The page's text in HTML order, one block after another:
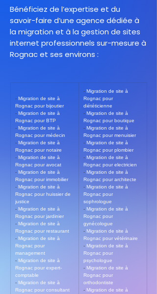
Bénéficiez de l’expertise et du
savoir-faire d’une agence dédiée à
la migration et à la gestion de sites
internet professionnels sur-mesure à
Rognac et ses environs :
- Migration de site à
Rognac pour bijoutier
- Migration de site à
Rognac pour BTP
- Migration de site à
Rognac pour médecin
- Migration de site à
Rognac pour notaire
- Migration de site à
Rognac pour avocat
- Migration de site à
Rognac pour immobilier
- Migration de site à
Rognac pour huissier de
justice
- Migration de site à
Rognac pour jardinier
- Migration de site à
Rognac pour restaurant
- Migration de site à
Rognac pour
management
- Migration de site à
Rognac pour expert-
comptable
- Migration de site à
Rognac pour consultant
- Migration de site à
Rognac pour
diététicienne
- Migration de site à
Rognac pour boutique
- Migration de site à
Rognac pour menuisier
- Migration de site à
Rognac pour plombier
- Migration de site à
Rognac pour electricien
- Migration de site à
Rognac pour architecte
- Migration de site à
Rognac pour
sophrologue
- Migration de site à
Rognac pour
gynécologue
- Migration de site à
Rognac pour vétérinaire
- Migration de site à
Rognac pour
psychologue
- Migration de site à
Rognac pour
orthodontiste
- Migration de site à